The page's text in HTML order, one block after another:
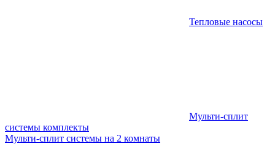
Тепловые насосы
Мульти-сплит
системы комплекты
Мульти-сплит системы на 2 комнаты